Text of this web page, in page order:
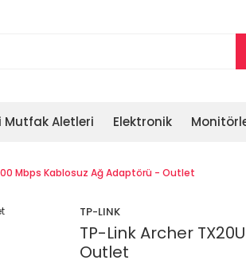
Mutfak Aletleri Elektronik
Mbps Kablosuz Ağ Adaptörü - Outlet
TP-LINK
TP-Link Archer
Outlet